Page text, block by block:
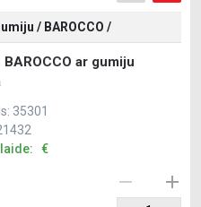
/ BAROCCO /
BAROCCO ar gumiju
35301
€